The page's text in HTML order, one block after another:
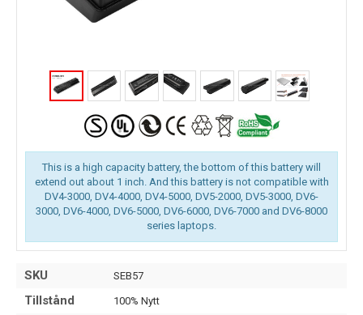
This is a high capacity battery, the bottom of this battery will
extend out about 1 inch. And this battery is not compatible with
DV4-3000, DV4-4000, DV4-5000, DV5-2000, DV5-3000, DV6-
3000, DV6-4000, DV6-5000, DV6-6000, DV6-7000 and DV6-8000
series laptops.
SKU SEB57
Tillstånd 100% Nytt